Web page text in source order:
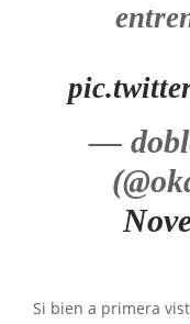
—
Si bien a primera